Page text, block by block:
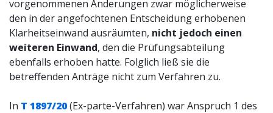
vorgenommenen Änderungen zwar möglicherweise
den in der angefochtenen Entscheidung erhobenen
Klarheitseinwand ausräumten, nicht jedoch einen
weiteren Einwand, den die Prüfungsabteilung
ebenfalls erhoben hatte. Folglich ließ sie die
betreffenden Anträge nicht zum Verfahren zu.
In T 1897/20(Ex-parte-Verfahren) war Anspruch 1 des